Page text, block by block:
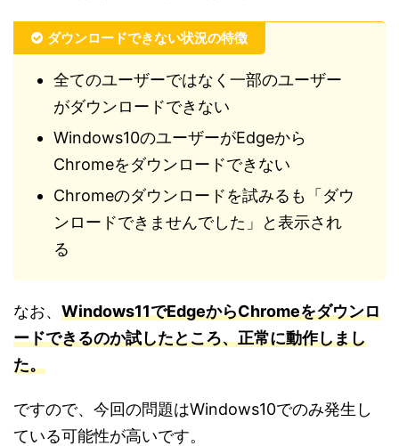
ダウンロードできない状況の特徴
全てのユーザーではなく一部のユーザー
がダウンロードできない
Windows10のユーザーがEdgeから
Chromeをダウンロードできない
Chromeのダウンロードを試みるも「ダウ
ンロードできませんでした」と表示され
る
なお、 Windows11でEdgeからChromeをダウンロ
ードできるのか試したところ、正常に動作しまし
た。
ですので、今回の問題はWindows10でのみ発生し
ている可能性が高いです。